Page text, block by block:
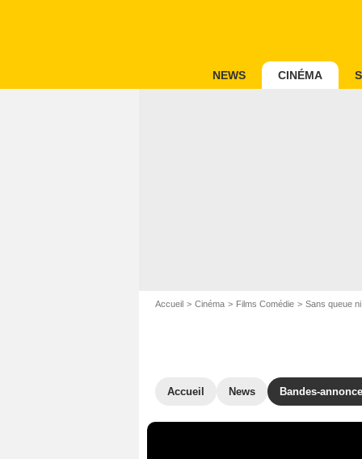
NEWS CINÉMA
Accueil Cinéma Films Comédie Sans queue
Accueil News Bandes-